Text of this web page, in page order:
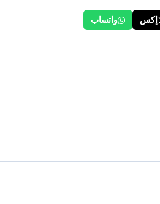
إكس واتساب